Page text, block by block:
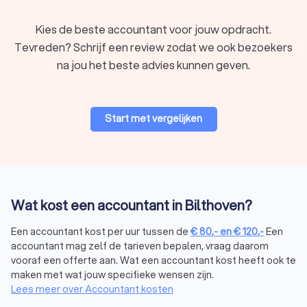
beroepsorganisatie voor accountants in Nederland. Alle
accountants die lid zijn van de NBA, moeten voldoen aan
strenge eisen en regelgeving. Het NBA-register is een lijst
NBA. Als je zeker wilt weten dat een bepaalde accountant uit
Bilthoven bij de NBA geregistreerd is, kan je op de NBA labels
Wanneer heb je een accountant nodig?
Niet in alle gevallen heb je een accountant nodig. Soms ben je
ook al goed af met een boekhouder, daarom vind je bij ons
ook boekhouders tussen de accountants in Bilthoven. Of je
een accountant of eenboekhoudernodig hebt, hangt af van
de aard en de moeilijkheid van jouw financiële behoeften.
Kies de beste accountant voor jouw opdracht.
Tevreden? Schrijf een review zodat we ook bezoekers
na jou het beste advies kunnen geven.
Start met vergelijken
Wat kost een accountant in Bilthoven?
Een accountant kost per uur tussen de €80,- en€120,-Een
accountant mag zelf de tarieven bepalen, vraag daarom
vooraf een offerte aan. Wat een accountant kost heeft ook te
maken met wat jouw specifieke wensen zijn.
Lees meer over Accountant kosten